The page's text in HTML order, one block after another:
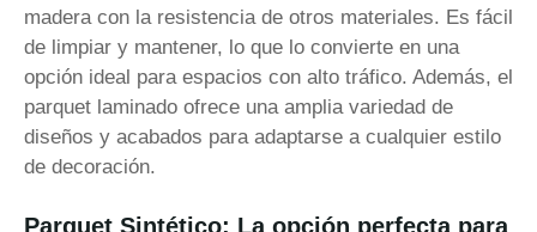
madera con la resistencia de otros materiales. Es fácil
de limpiar y mantener, lo que lo convierte en una
opción ideal para espacios con alto tráfico. Además, el
parquet laminado ofrece una amplia variedad de
diseños y acabados para adaptarse a cualquier estilo
de decoración.
Parquet Sintético: La opción perfecta para